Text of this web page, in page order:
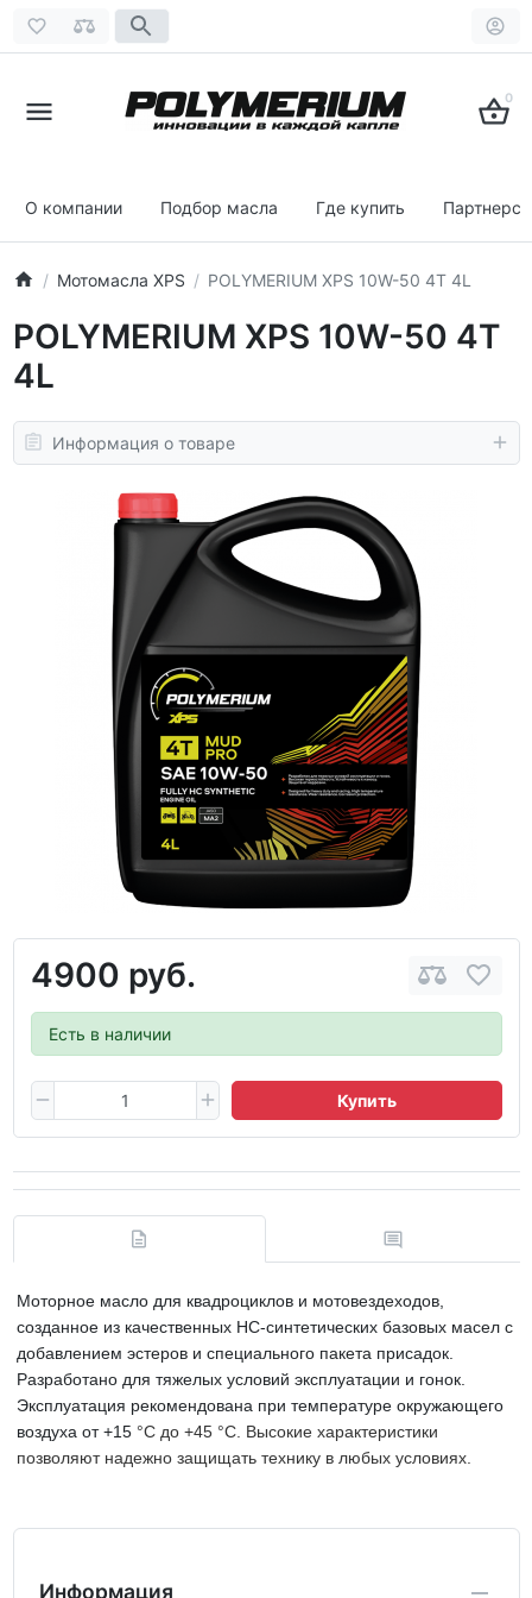
0
О компании Подбор масла Где купить
Мотомасла XPS POLYMERIUM XPS 10W-50 4T 4L
POLYMERIUM XPS 10W-50 4T
4L
Информация о товаре
4900 руб.
Есть в наличии
Купить
Моторное масло для квадроциклов и мотовездеходов,
созданное из качественных НС-синтетических базовых масел с
добавлением эстеров и специального пакета присадок.
Разработано для тяжелых условий эксплуатации и гонок.
Эксплуатация рекомендована при температуре окружающего
воздуха от +15 °С до +45 °С. Высокие характеристики
позволяют надежно защищать технику в любых условиях.
Информация